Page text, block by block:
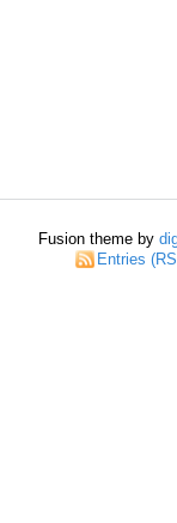
Fusion theme by
Entries